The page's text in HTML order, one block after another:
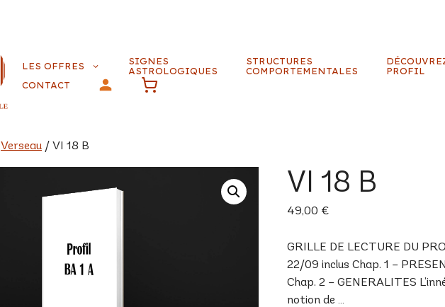
LES OFFRES
SIGNES
ASTROLOGIQUES
STRUCTURES
COMPORTEMENTALES
PROFIL
CONTACT
Verseau / VI 18 B
VI 18 B
49,00 €
GRILLE DE LECTURE DU
22/09 inclus Chap. 1 –
Chap. 2 – GENERALITES
notion de …